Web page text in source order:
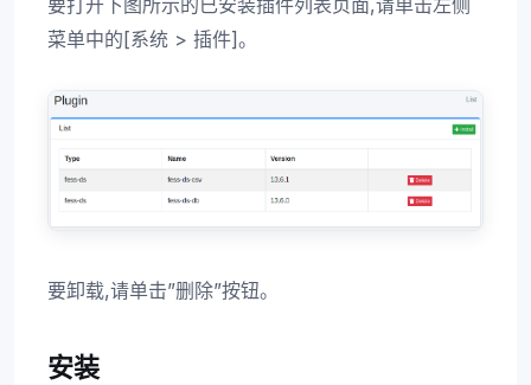
要打开下图所示的已安装插件列表页面,请单击左侧
菜单中的[系统 > 插件]。
要卸载,请单击”删除”按钮。
安装